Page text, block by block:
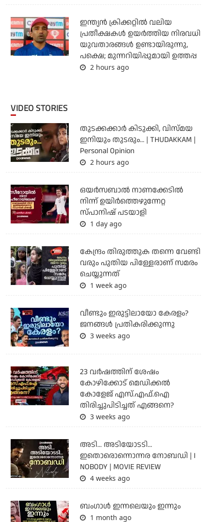
ഇന്ത്യന്‍ ക്രിക്കറ്റില്‍ വലിയ
പ്രതീക്ഷകള്‍ ഉയര്‍ത്തിയ നിരവധി
യുവതാരങ്ങള്‍ ഉണ്ടായിരുന്നു,
പക്ഷെ; മുന്നറിയിപ്പുമായി ഉത്തപ്പ
2 hours ago
VIDEO STORIES
തുടക്കക്കാര്‍ കിടുക്കി, വിസ്മയ
ഇനിയും തുടരും... | THUDAKKAM |
Personal Opinion
2 hours ago
ഒയര്‍സബാൽ നാണക്കേടിൽ
നിന്ന് ഉയിർത്തെഴുന്നേറ്റ
സ്പാനിഷ് പടയാളി
1 day ago
കേന്ദ്രം തിരുത്തുക തന്നെ വേണ്ടി
വരും പുതിയ പിള്ളേരാണ് സമരം
ചെയ്യുന്നത്
1 week ago
വീണ്ടും ഇരുട്ടിലായോ കേരളം?
ജനങ്ങൾ പ്രതികരിക്കുന്നു
3 weeks ago
23 വർഷത്തിന് ശേഷം
കോഴിക്കോട് മെഡിക്കൽ
കോളേജ് എസ്.എഫ്.ഐ
തിരിച്ചുപിടിച്ചത് എങ്ങനെ?
3 weeks ago
അടി... അടിയോടടി...
ഇതൊരൊന്നൊന്നര നോബഡി | I
NOBODY | MOVIE REVIEW
4 weeks ago
ബംഗാള്‍ ഇന്നലെയും ഇന്നും
1 month ago